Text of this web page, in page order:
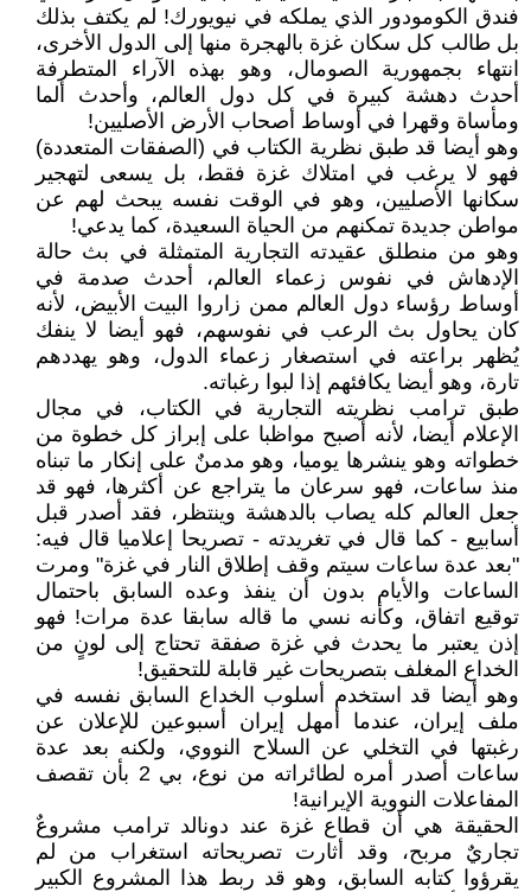
فندق الكومودور الذي يملكه في نيويورك! لم يكتف بذلك
بل طالب كل سكان غزة بالهجرة منها إلى الدول الأخرى،
انتهاء بجمهورية الصومال، وهو بهذه الآراء المتطرفة
أحدث دهشة كبيرة في كل دول العالم، وأحدث ألما
ومأساة وقهرا في أوساط أصحاب الأرض الأصليين!
وهو أيضا قد طبق نظرية الكتاب في (الصفقات المتعددة)
فهو لا يرغب في امتلاك غزة فقط، بل يسعى لتهجير
سكانها الأصليين، وهو في الوقت نفسه يبحث لهم عن
مواطن جديدة تمكنهم من الحياة السعيدة، كما يدعي!
وهو من منطلق عقيدته التجارية المتمثلة في بث حالة
الإدهاش في نفوس زعماء العالم، أحدث صدمة في
أوساط رؤساء دول العالم ممن زاروا البيت الأبيض، لأنه
كان يحاول بث الرعب في نفوسهم، فهو أيضا لا ينفك
يُظهر براعته في استصغار زعماء الدول، وهو يهددهم
تارة، وهو أيضا يكافئهم إذا لبوا رغباته.
طبق ترامب نظريته التجارية في الكتاب، في مجال
الإعلام أيضا، لأنه أصبح مواظبا على إبراز كل خطوة من
خطواته وهو ينشرها يوميا، وهو مدمنٌ على إنكار ما تبناه
منذ ساعات، فهو سرعان ما يتراجع عن أكثرها، فهو قد
جعل العالم كله يصاب بالدهشة وينتظر، فقد أصدر قبل
أسابيع - كما قال في تغريدته - تصريحا إعلاميا قال فيه:
"بعد عدة ساعات سيتم وقف إطلاق النار في غزة" ومرت
الساعات والأيام بدون أن ينفذ وعده السابق باحتمال
توقيع اتفاق، وكأنه نسي ما قاله سابقا عدة مرات! فهو
إذن يعتبر ما يحدث في غزة صفقة تحتاج إلى لونٍ من
الخداع المغلف بتصريحات غير قابلة للتحقيق!
وهو أيضا قد استخدم أسلوب الخداع السابق نفسه في
ملف إيران، عندما أمهل إيران أسبوعين للإعلان عن
رغبتها في التخلي عن السلاح النووي، ولكنه بعد عدة
ساعات أصدر أمره لطائراته من نوع، بي 2 بأن تقصف
المفاعلات النووية الإيرانية!
الحقيقة هي أن قطاع غزة عند دونالد ترامب مشروعٌ
تجاريٌ مربح، وقد أثارت تصريحاته استغراب من لم
يقرؤوا كتابه السابق، وهو قد ربط هذا المشروع الكبير